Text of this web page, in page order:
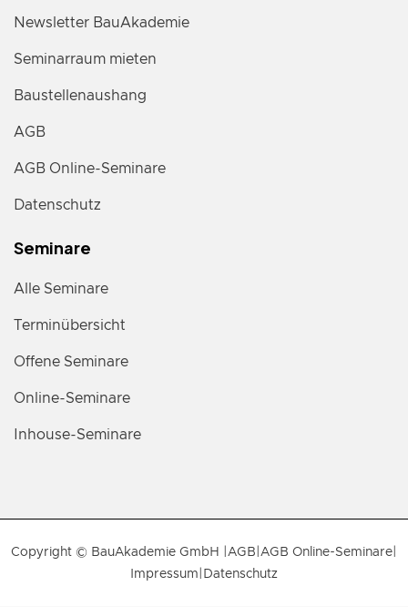
Newsletter BauAkademie
Seminarraum mieten
Baustellenaushang
AGB
AGB Online-Seminare
Datenschutz
Seminare
Alle Seminare
Terminübersicht
Offene Seminare
Online-Seminare
Inhouse-Seminare
Copyright © BauAkademie GmbH | AGB AGB Online-Seminare
Impressum Datenschutz